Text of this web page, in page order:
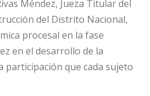
Méndez, Jueza Titular del
del Distrito Nacional,
procesal en la fase
en el desarrollo de la
participación que cada sujeto